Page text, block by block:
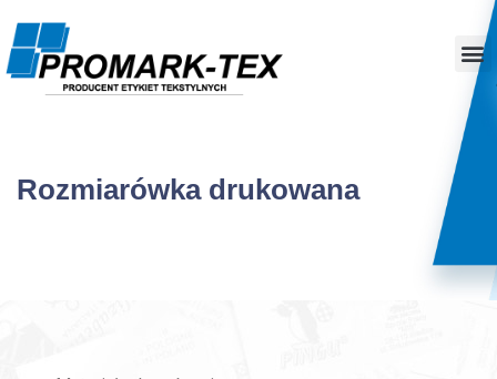
Rozmiarówka drukowana